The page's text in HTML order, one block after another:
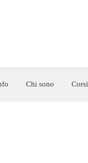
Chi sono Corsi